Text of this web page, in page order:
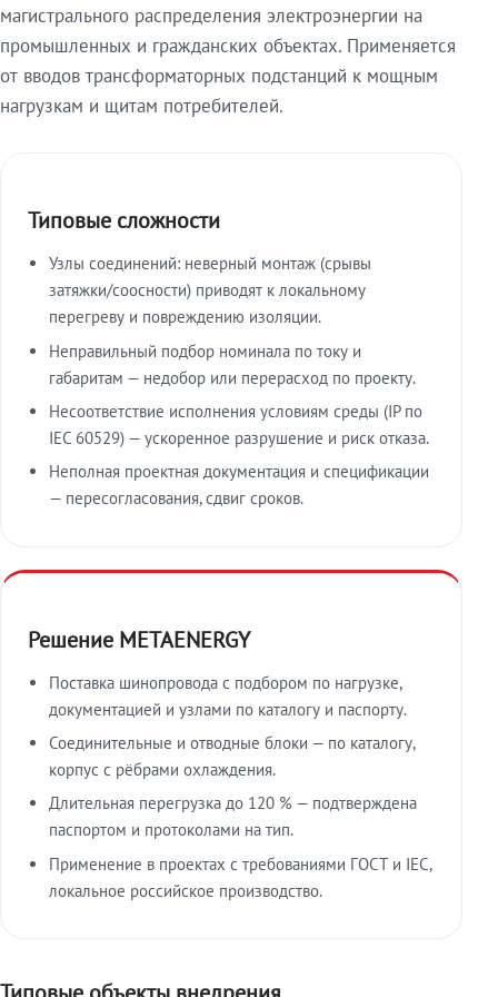
магистрального распределения электроэнергии на
промышленных и гражданских объектах. Применяется
от вводов трансформаторных подстанций к мощным
нагрузкам и щитам потребителей.
Типовые сложности
Узлы соединений: неверный монтаж (срывы
затяжки/соосности) приводят к локальному
перегреву и повреждению изоляции.
Неправильный подбор номинала по току и
габаритам — недобор или перерасход по проекту.
Несоответствие исполнения условиям среды (IP по
IEC 60529) — ускоренное разрушение и риск отказа.
Неполная проектная документация и спецификации
— пересогласования, сдвиг сроков.
Решение METAENERGY
Поставка шинопровода с подбором по нагрузке,
документацией и узлами по каталогу и паспорту.
Соединительные и отводные блоки — по каталогу,
корпус с рёбрами охлаждения.
Длительная перегрузка до 120 % — подтверждена
паспортом и протоколами на тип.
Применение в проектах с требованиями ГОСТ и IEC,
локальное российское производство.